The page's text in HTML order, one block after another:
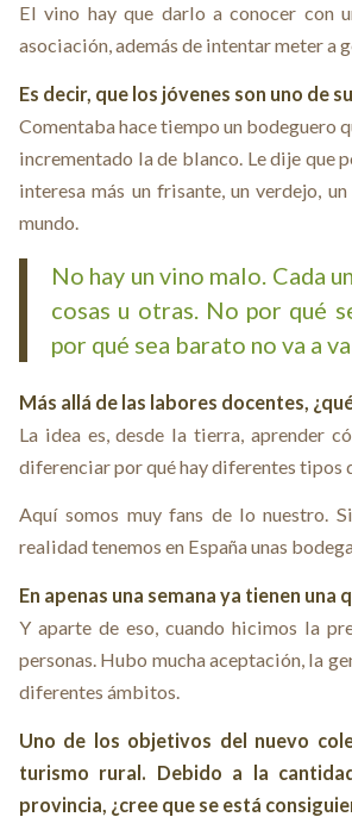
El vino hay que darlo a conocer con
asociación, además de intentar meter a
Es decir, que los jóvenes son uno de
Comentaba hace tiempo un bodeguero
incrementado la de blanco. Le dije que
interesa más un frisante, un verdejo,
mundo.
No hay un vino malo. Cada
cosas u otras. No por qué
por qué sea barato no va a
Más allá de las labores docentes,
La idea es, desde la tierra, aprender
diferenciar por qué hay diferentes tipos
Aquí somos muy fans de lo nuestro.
realidad tenemos en España unas
En apenas una semana ya tienen una
Y aparte de eso, cuando hicimos la
personas. Hubo mucha aceptación, la
diferentes ámbitos.
Uno de los objetivos del nuevo
turismo rural. Debido a la
provincia, ¿cree que se está